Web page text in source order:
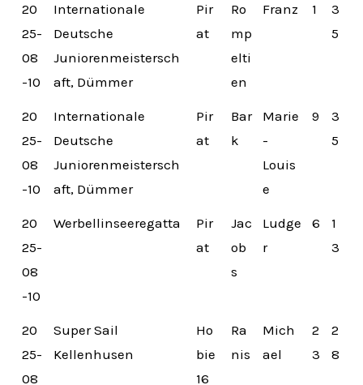
20
25-
08
-10
Internationale
Deutsche
Juniorenmeistersch
aft, Dümmer
Pir
at
Ro
mp
elti
en
Franz 1
3
5
20
25-
08
-10
Internationale
Deutsche
Juniorenmeistersch
aft, Dümmer
Pir
at
Bar
k
Marie
-
Louis
e
9
3
5
20
25-
08
-10
Werbellinseeregatta
Pir
at
Jac
ob
s
Ludge
r
6
1
3
20
25-
08
Super Sail
Kellenhusen
Ho
bie
16
Ra
nis
Mich
ael
2
3
2
8